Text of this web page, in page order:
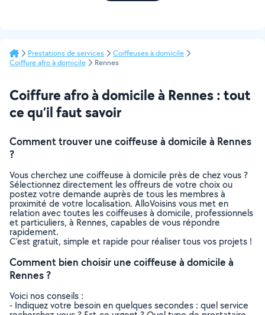
Prestations de services
Coiffeuses à domicile
Coiffure afro à domicile
Rennes
Coiffure afro à domicile à Rennes : tout
ce qu’il faut savoir
Comment trouver une coiffeuse à domicile à Rennes
?
Vous cherchez une coiffeuse à domicile près de chez vous ?
Sélectionnez directement les offreurs de votre choix ou
postez votre demande auprès de tous les membres à
proximité de votre localisation. AlloVoisins vous met en
relation avec toutes les coiffeuses à domicile, professionnels
et particuliers, à Rennes, capables de vous répondre
rapidement.
C’est gratuit, simple et rapide pour réaliser tous vos projets !
Comment bien choisir une coiffeuse à domicile à
Rennes ?
Voici nos conseils :
- Indiquez votre besoin en quelques secondes : quel service